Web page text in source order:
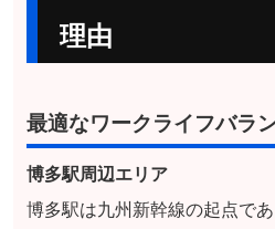
理由
最適なワークライフバラ
博多駅周辺エリア
博多駅は九州新幹線の起点で